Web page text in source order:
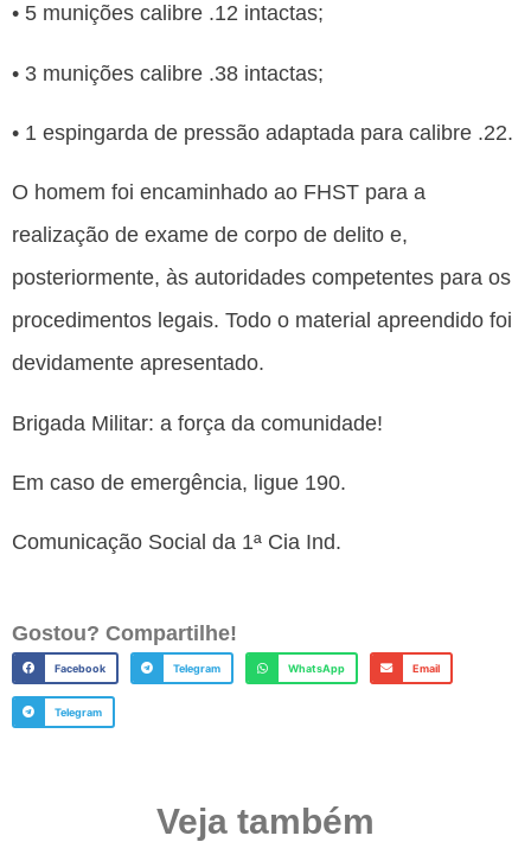
• 5 munições calibre .12 intactas;
• 3 munições calibre .38 intactas;
• 1 espingarda de pressão adaptada para calibre .22.
O homem foi encaminhado ao FHST para a
realização de exame de corpo de delito e,
posteriormente, às autoridades competentes para os
procedimentos legais. Todo o material apreendido foi
devidamente apresentado.
Brigada Militar: a força da comunidade!
Em caso de emergência, ligue 190.
Comunicação Social da 1ª Cia Ind.
Gostou? Compartilhe!
Facebook Telegram WhatsApp Email
Telegram
Veja também